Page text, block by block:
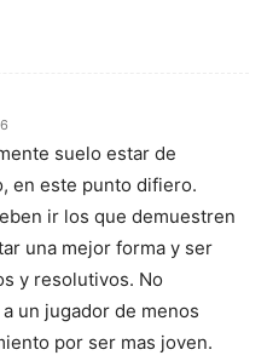
suelo estar de
en este punto difiero.
ir los que demuestren
una mejor forma y ser
y resolutivos. No
un jugador de menos
por ser mas joven.